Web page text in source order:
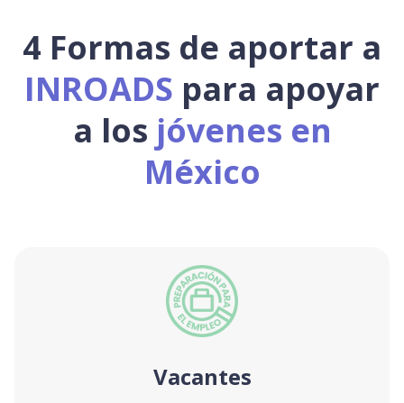
4 Formas de aportar a
INROADS para apoyar
a los jóvenes en
México
Vacantes